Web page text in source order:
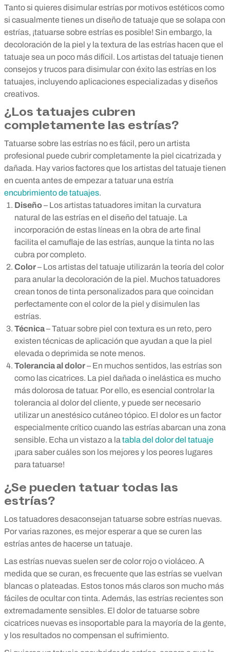
Tanto si quieres disimular estrías por motivos estéticos como
si casualmente tienes un diseño de tatuaje que se solapa con
estrías, ¡tatuarse sobre estrías es posible! Sin embargo, la
decoloración de la piel y la textura de las estrías hacen que el
tatuaje sea un poco más difícil. Los artistas del tatuaje tienen
consejos y trucos para disimular con éxito las estrías en los
tatuajes, incluyendo aplicaciones especializadas y diseños
creativos.
¿Los tatuajes cubren
completamente las estrías?
Tatuarse sobre las estrías no es fácil, pero un artista
profesional puede cubrir completamente la piel cicatrizada y
dañada. Hay varios factores que los artistas del tatuaje tienen
en cuenta antes de empezar a tatuar una estría
encubrimiento de tatuajes.
Diseño – Los artistas tatuadores imitan la curvatura
natural de las estrías en el diseño del tatuaje. La
incorporación de estas líneas en la obra de arte final
facilita el camuflaje de las estrías, aunque la tinta no las
cubra por completo.
Color– Los artistas del tatuaje utilizarán la teoría del color
para anular la decoloración de la piel. Muchos tatuadores
crean tonos de tinta personalizados para que coincidan
perfectamente con el color de la piel y disimulen las
estrías.
Técnica– Tatuar sobre piel con textura es un reto, pero
existen técnicas de aplicación que ayudan a que la piel
elevada o deprimida se note menos.
Tolerancia al dolor– En muchos sentidos, las estrías son
como las cicatrices. La piel dañada o inelástica es mucho
más dolorosa de tatuar. Por ello, es esencial controlar la
tolerancia al dolor del cliente, y puede ser necesario
utilizar un anestésico cutáneo tópico. El dolor es un factor
especialmente crítico cuando las estrías abarcan una zona
sensible. Echa un vistazo a la tabla del dolor del tatuaje
¡para saber cuáles son los mejores y los peores lugares
para tatuarse!
¿Se pueden tatuar todas las
estrías?
Los tatuadores desaconsejan tatuarse sobre estrías nuevas.
Por varias razones, es mejor esperar a que se curen las
estrías antes de hacerse un tatuaje.
Las estrías nuevas suelen ser de color rojo o violáceo. A
medida que se curan, es frecuente que las estrías se vuelvan
blancas o plateadas. Estos tonos más claros son mucho más
fáciles de ocultar con tinta. Además, las estrías recientes son
extremadamente sensibles. El dolor de tatuarse sobre
cicatrices nuevas es insoportable para la mayoría de la gente,
y los resultados no compensan el sufrimiento.